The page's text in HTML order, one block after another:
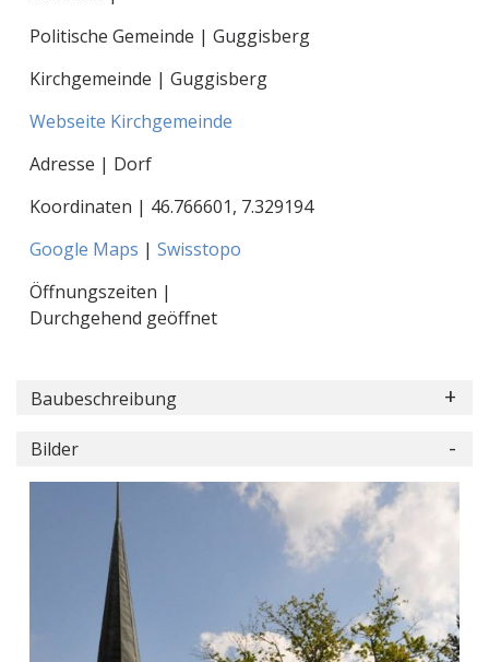
Politische Gemeinde | Guggisberg
Kirchgemeinde | Guggisberg
Webseite Kirchgemeinde
Adresse | Dorf
Koordinaten | 46.766601, 7.329194
Google Maps | Swisstopo
Öffnungszeiten |
Durchgehend geöffnet
Baubeschreibung
Bilder